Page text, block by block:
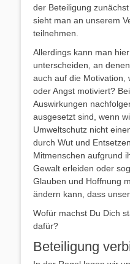
der Beteiligung
sieht man an unserem
teilnehmen.
Allerdings kann man
unterscheiden, an
auch auf die Motivation,
oder Angst motiviert?
Auswirkungen
ausgesetzt sind, wenn
Umweltschutz nicht
durch Wut und
Mitmenschen aufgrund
Gewalt erleiden oder
Glauben und Hoffnung
ändern kann, dass
Wofür machst Du Dich
dafür?
Beteiligung